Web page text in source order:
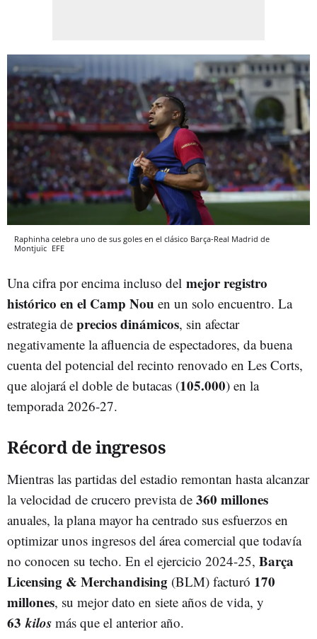
Raphinha celebra uno de sus goles en el clásico Barça-Real Madrid de
Montjuïc EFE
Una cifra por encima incluso del mejor registro
histórico en el Camp Nou en un solo encuentro. La
estrategia de precios dinámicos, sin afectar
negativamente la afluencia de espectadores, da buena
cuenta del potencial del recinto renovado en Les Corts,
que alojará el doble de butacas (105.000) en la
temporada 2026-27.
Récord de ingresos
Mientras las partidas del estadio remontan hasta alcanzar
la velocidad de crucero prevista de 360 millones
anuales, la plana mayor ha centrado sus esfuerzos en
optimizar unos ingresos del área comercial que todavía
no conocen su techo. En el ejercicio 2024-25, Barça
Licensing & Merchandising (BLM) facturó 170
millones, su mejor dato en siete años de vida, y
63kilos más que el anterior año.